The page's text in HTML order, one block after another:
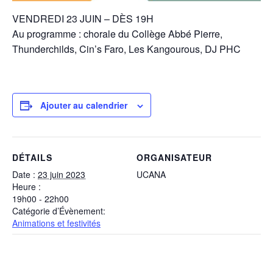
VENDREDI 23 JUIN – DÈS 19H
Au programme : chorale du Collège Abbé Pierre,
Thunderchilds, Cin’s Faro, Les Kangourous, DJ PHC
Ajouter au calendrier
DÉTAILS
Date : 23 juin 2023
Heure :
19h00 - 22h00
Catégorie d’Évènement:
Animations et festivités
ORGANISATEUR
UCANA